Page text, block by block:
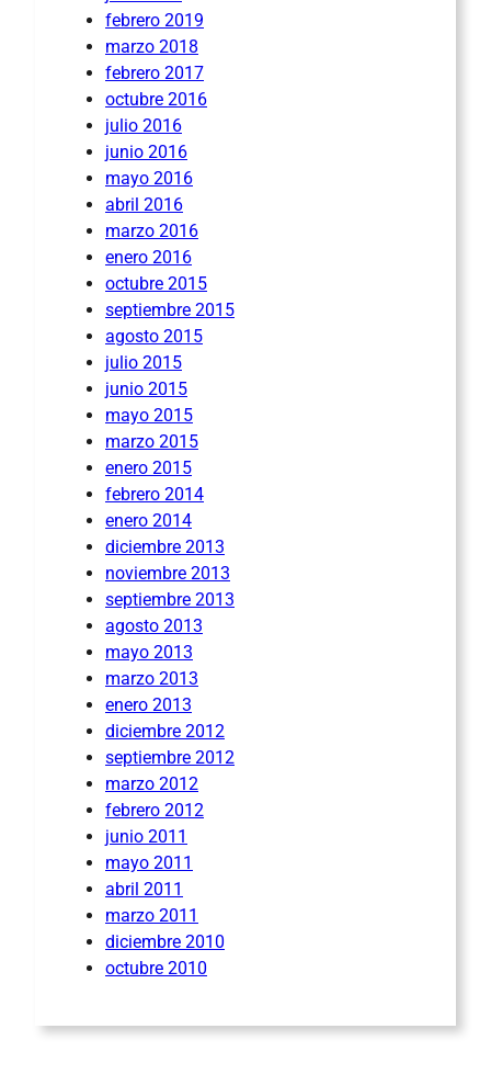
febrero 2019
marzo 2018
febrero 2017
octubre 2016
julio 2016
junio 2016
mayo 2016
abril 2016
marzo 2016
enero 2016
octubre 2015
septiembre 2015
agosto 2015
julio 2015
junio 2015
mayo 2015
marzo 2015
enero 2015
febrero 2014
enero 2014
diciembre 2013
noviembre 2013
septiembre 2013
agosto 2013
mayo 2013
marzo 2013
enero 2013
diciembre 2012
septiembre 2012
marzo 2012
febrero 2012
junio 2011
mayo 2011
abril 2011
marzo 2011
diciembre 2010
octubre 2010